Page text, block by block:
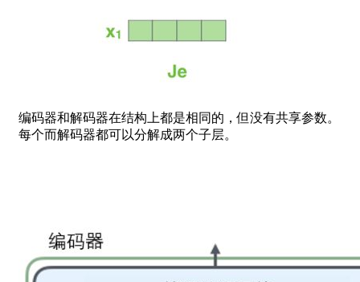
编码器和解码器在结构上都是相同的，但没有共享参数。
每个而解码器都可以分解成两个子层。